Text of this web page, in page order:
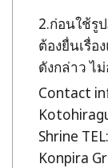
ก่อนใช้รู
ต้องยื่นเรื่
ดังกล่าว ไ
Contact
Shrine
Konpira